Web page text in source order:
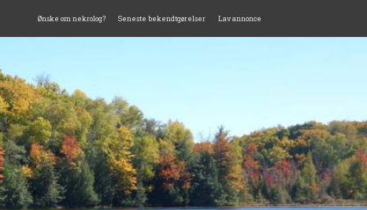
Ønske om nekrolog? Seneste bekendtgørelser Lav annonce